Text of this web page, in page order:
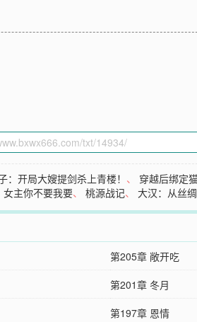
：开局大嫂提剑杀上青楼！ 、 穿越后绑定
主你不要我要、桃源战记、大汉：从丝
第205章 敞开吃
第201章 冬月
第197章 恩情